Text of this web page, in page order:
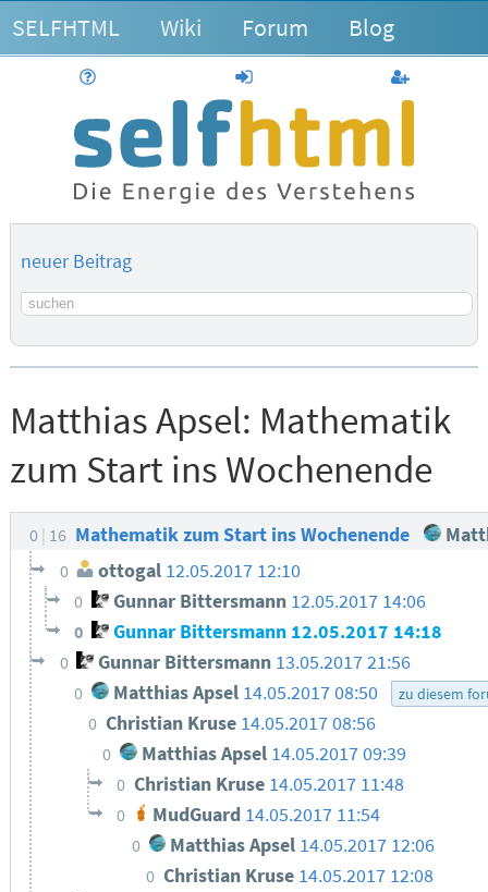
SELFHTML Wiki Forum Blog
anmelden
neuer Beitrag
Suchbegriff
Matthias Apsel: Mathematik
zum Start ins Wochenende
0 16 Mathematik zum Start ins Wochenende
0 ottogal 12.05.2017 12:10
0 Gunnar Bittersmann 12.05.2017 14:06
0 Gunnar Bittersmann 12.05.2017 14:18
0 Gunnar Bittersmann 13.05.2017 21:56
0 Matthias Apsel 14.05.2017 08:50 zu diesem
0 Christian Kruse 14.05.2017 08:56
0 Matthias Apsel 14.05.2017 09:39
0 Christian Kruse 14.05.2017 11:48
0 MudGuard 14.05.2017 11:54
0 Matthias Apsel 14.05.2017 12:06
0 Christian Kruse 14.05.2017 12:08